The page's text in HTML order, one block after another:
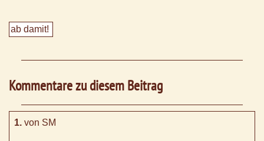
Kommentare zu diesem Beitrag
1. von SM